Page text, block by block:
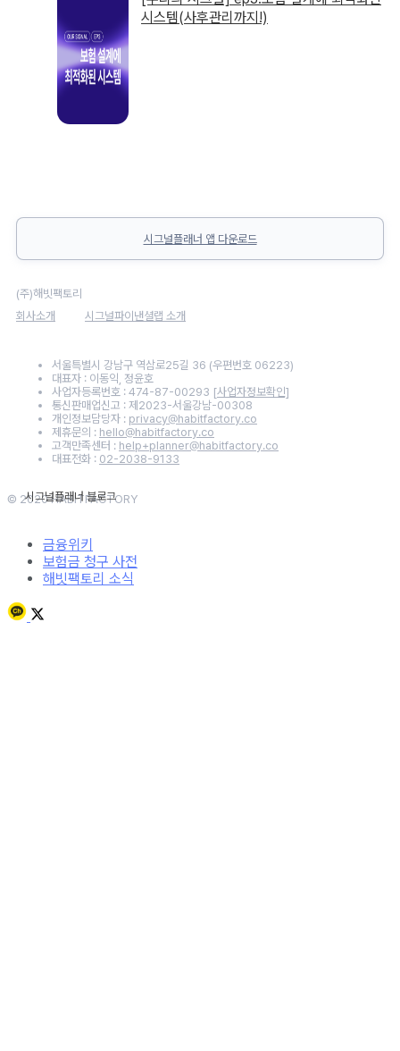
시스템(사후관리까지!)
시그널플래너 앱 다운로드
(주)해빗팩토리
회사소개
시그널파이낸셜랩 소개
서울특별시 강남구 역삼로25길 36 (우편번호 06223)
대표자 : 이동익, 정윤호
사업자등록번호 : 474-87-00293 [사업자정보확인]
통신판매업신고 : 제2023-서울강남-00308
개인정보담당자 : privacy@habitfactory.co
제휴문의 : hello@habitfactory.co
고객만족센터 : help+planner@habitfactory.co
대표전화 : 02-2038-9133
© 2020 HABITFACTORY
금융위키
보험금 청구 사전
해빗팩토리 소식